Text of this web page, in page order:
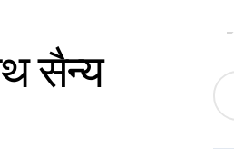
सैन्य